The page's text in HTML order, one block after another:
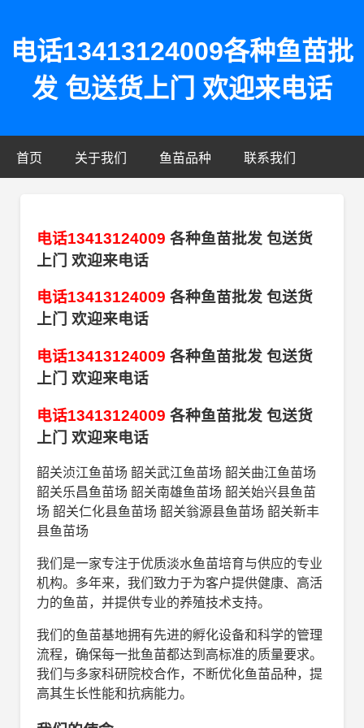
电话13413124009各种鱼苗批
发 包送货上门 欢迎来电话
首页 关于我们 鱼苗品种 联系我们
电话13413124009 各种鱼苗批发 包送货
上门 欢迎来电话
电话13413124009 各种鱼苗批发 包送货
上门 欢迎来电话
电话13413124009 各种鱼苗批发 包送货
上门 欢迎来电话
电话13413124009 各种鱼苗批发 包送货
上门 欢迎来电话
韶关浈江鱼苗场 韶关武江鱼苗场 韶关曲江鱼苗场
韶关乐昌鱼苗场 韶关南雄鱼苗场 韶关始兴县鱼苗
场 韶关仁化县鱼苗场 韶关翁源县鱼苗场 韶关新丰
县鱼苗场
我们是一家专注于优质淡水鱼苗培育与供应的专业
机构。多年来，我们致力于为客户提供健康、高活
力的鱼苗，并提供专业的养殖技术支持。
我们的鱼苗基地拥有先进的孵化设备和科学的管理
流程，确保每一批鱼苗都达到高标准的质量要求。
我们与多家科研院校合作，不断优化鱼苗品种，提
高其生长性能和抗病能力。